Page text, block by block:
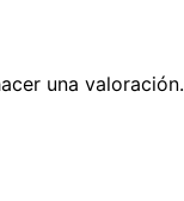
una valoración.